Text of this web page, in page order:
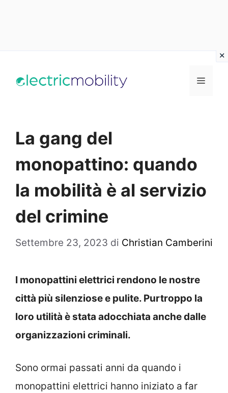
Menu
La gang del
monopattino: quando
la mobilità è al servizio
del crimine
Settembre 23, 2023 di Christian Camberini
I monopattini elettrici rendono le nostre
città più silenziose e pulite. Purtroppo la
loro utilità è stata adocchiata anche dalle
organizzazioni criminali.
Sono ormai passati anni da quando i
monopattini elettrici hanno iniziato a far